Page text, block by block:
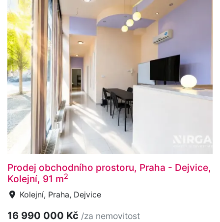
Prodej obchodního prostoru, Praha - Dejvice,
Kolejní, 91 m2
Kolejní, Praha, Dejvice
16 990 000 Kč /za nemovitost